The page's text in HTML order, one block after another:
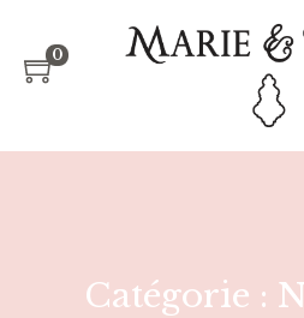
0
Catégorie :